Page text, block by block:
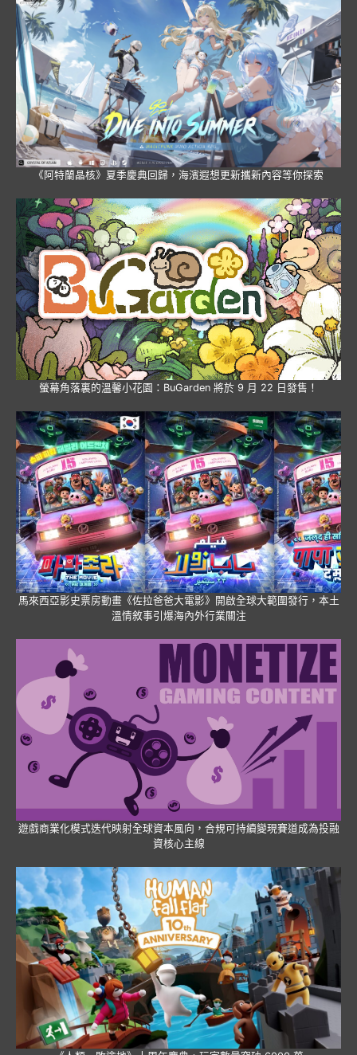
《阿特蘭晶核》夏季慶典回歸，海濱遐想更新攜新內容等你探索
螢幕角落裏的溫馨小花園：BuGarden 將於 9 月 22 日發售！
馬來西亞影史票房動畫《佐拉爸爸大電影》開啟全球大範圍發行，本土
溫情敘事引爆海內外行業關注
遊戲商業化模式迭代映射全球資本風向，合規可持續變現賽道成為投融
資核心主線